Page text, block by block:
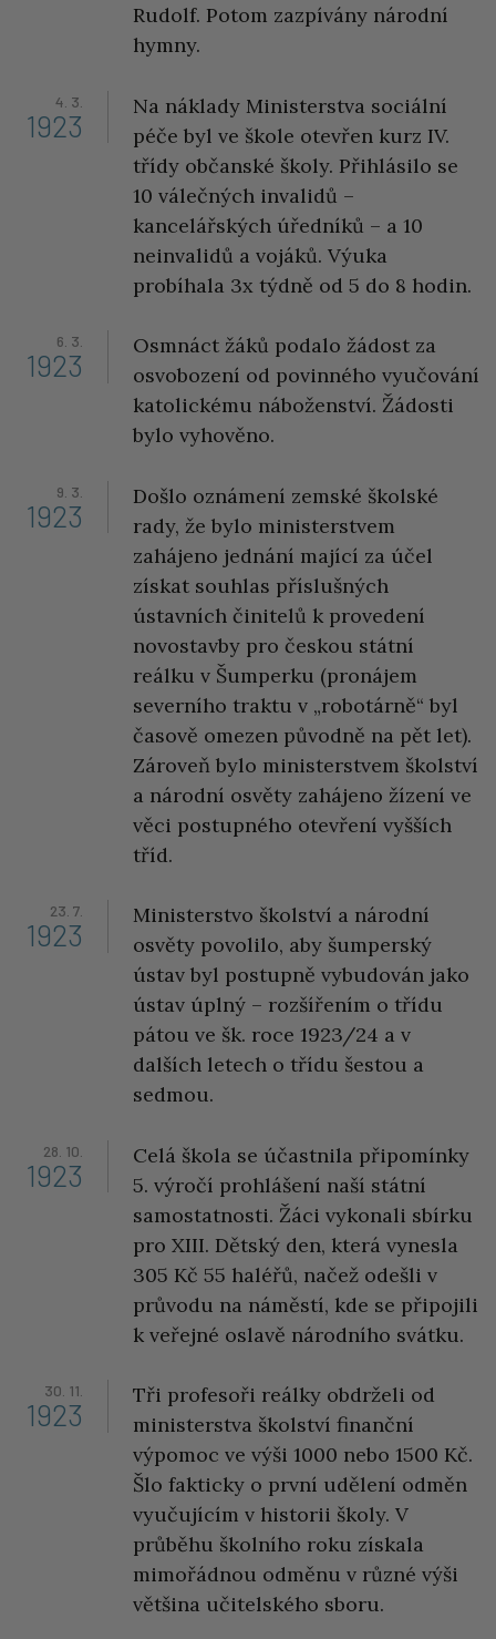
Rudolf. Potom zazpívány národní
hymny.
4. 3.
1923
Na náklady Ministerstva sociální
péče byl ve škole otevřen kurz IV.
třídy občanské školy. Přihlásilo se
10 válečných invalidů –
kancelářských úředníků – a 10
neinvalidů a vojáků. Výuka
probíhala 3x týdně od 5 do 8 hodin.
6. 3.
1923
Osmnáct žáků podalo žádost za
osvobození od povinného vyučování
katolickému náboženství. Žádosti
bylo vyhověno.
9. 3.
1923
Došlo oznámení zemské školské
rady, že bylo ministerstvem
zahájeno jednání mající za účel
získat souhlas příslušných
ústavních činitelů k provedení
novostavby pro českou státní
reálku v Šumperku (pronájem
severního traktu v „robotárně“ byl
časově omezen původně na pět let).
Zároveň bylo ministerstvem školství
a národní osvěty zahájeno žízení ve
věci postupného otevření vyšších
tříd.
23. 7.
1923
Ministerstvo školství a národní
osvěty povolilo, aby šumperský
ústav byl postupně vybudován jako
ústav úplný – rozšířením o třídu
pátou ve šk. roce 1923/24 a v
dalších letech o třídu šestou a
sedmou.
28. 10.
1923
Celá škola se účastnila připomínky
5. výročí prohlášení naší státní
samostatnosti. Žáci vykonali sbírku
pro XIII. Dětský den, která vynesla
305 Kč 55 haléřů, načež odešli v
průvodu na náměstí, kde se připojili
k veřejné oslavě národního svátku.
30. 11.
1923
Tři profesoři reálky obdrželi od
ministerstva školství finanční
výpomoc ve výši 1000 nebo 1500 Kč.
Šlo fakticky o první udělení odměn
vyučujícím v historii školy. V
průběhu školního roku získala
mimořádnou odměnu v různé výši
většina učitelského sboru.